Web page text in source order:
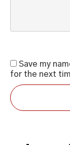
Save my
for the next